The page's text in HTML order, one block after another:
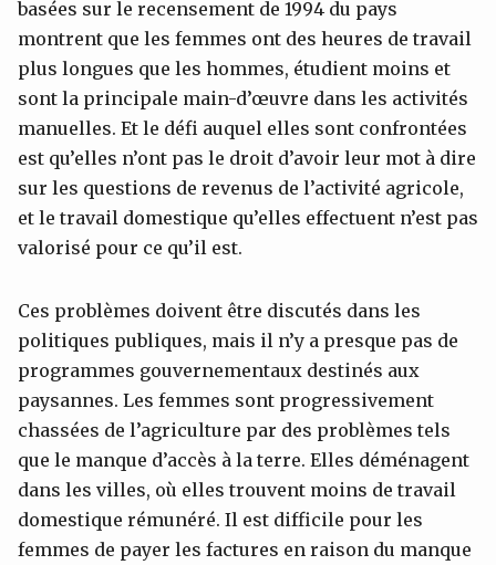
basées sur le recensement de 1994 du pays
montrent que les femmes ont des heures de travail
plus longues que les hommes, étudient moins et
sont la principale main-d’œuvre dans les activités
manuelles. Et le défi auquel elles sont confrontées
est qu’elles n’ont pas le droit d’avoir leur mot à dire
sur les questions de revenus de l’activité agricole,
et le travail domestique qu’elles effectuent n’est pas
valorisé pour ce qu’il est.
Ces problèmes doivent être discutés dans les
politiques publiques, mais il n’y a presque pas de
programmes gouvernementaux destinés aux
paysannes. Les femmes sont progressivement
chassées de l’agriculture par des problèmes tels
que le manque d’accès à la terre. Elles déménagent
dans les villes, où elles trouvent moins de travail
domestique rémunéré. Il est difficile pour les
femmes de payer les factures en raison du manque